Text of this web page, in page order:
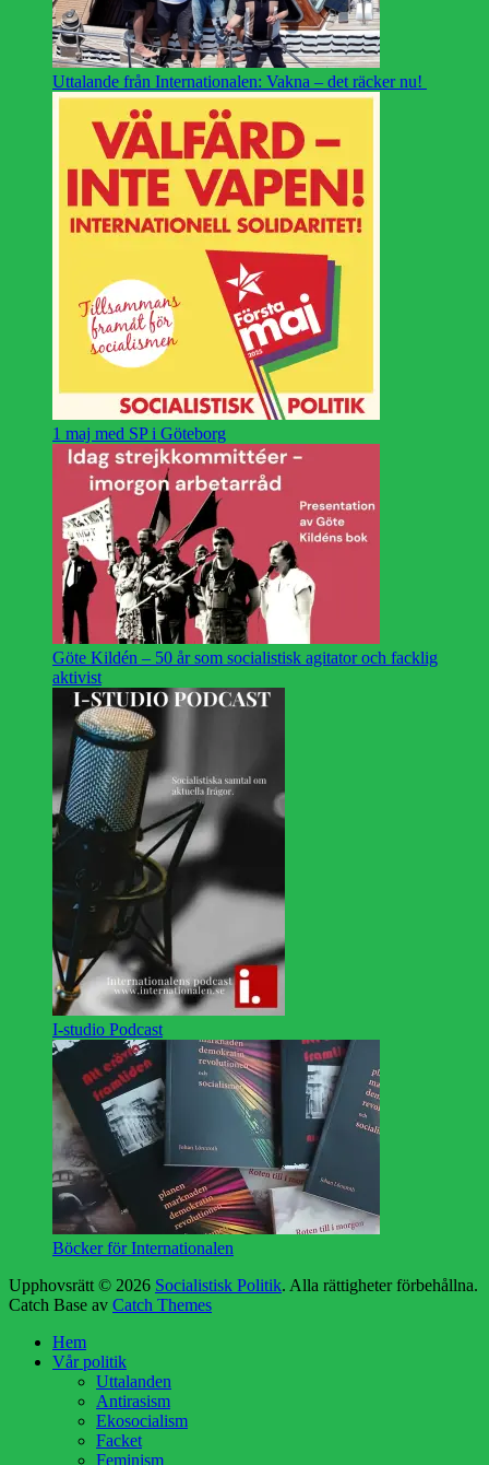
Uttalande från Internationalen: Vakna – det räcker nu!
1 maj med SP i Göteborg
Göte Kildén – 50 år som socialistisk agitator och facklig
aktivist
I-studio Podcast
Böcker för Internationalen
Upphovsrätt © 2026 Socialistisk Politik. Alla rättigheter förbehållna.
Catch Base av Catch Themes
Hem
Vår politik
Uttalanden
Antirasism
Ekosocialism
Facket
Feminism